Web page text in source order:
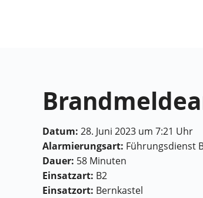
Datum: 28. Juni 2023 um 7:21 Uhr
Alarmierungsart: Führungsdienst
Dauer: 58 Minuten
Einsatzart: B2
Einsatzort: Bernkastel